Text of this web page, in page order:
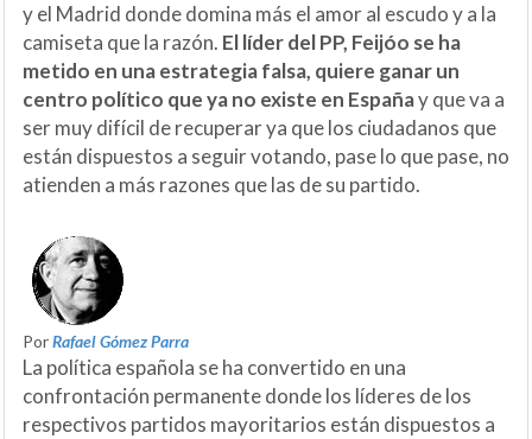
y el Madrid donde domina más el amor al escudo y a la
camiseta que la razón. El líder del PP, Feijóo se ha
metido en una estrategia falsa, quiere ganar un
centro político que ya no existe en Españay que va a
ser muy difícil de recuperar ya que los ciudadanos que
están dispuestos a seguir votando, pase lo que pase, no
atienden a más razones que las de su partido.
PorRafael Gómez Parra
La política española se ha convertido en una
confrontación permanente donde los líderes de los
respectivos partidos mayoritarios están dispuestos a